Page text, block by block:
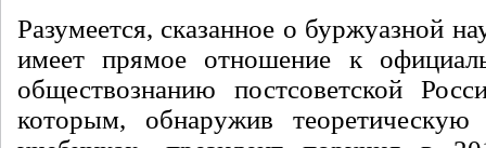
Разумеется, сказанное о буржуазной
имеет прямое отношение к
обществознанию постсоветской
которым, обнаружив